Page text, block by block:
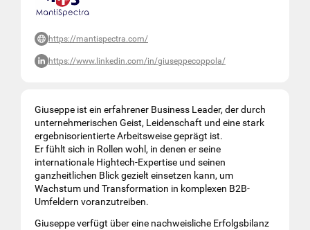
https://mantispectra.com/
https://www.linkedin.com/in/giuseppecoppola/
Giuseppe ist ein erfahrener Business Leader, der durch
unternehmerischen Geist, Leidenschaft und eine stark
ergebnisorientierte Arbeitsweise geprägt ist.
Er fühlt sich in Rollen wohl, in denen er seine
internationale Hightech-Expertise und seinen
ganzheitlichen Blick gezielt einsetzen kann, um
Wachstum und Transformation in komplexen B2B-
Umfeldern voranzutreiben.
Giuseppe verfügt über eine nachweisliche Erfolgsbilanz